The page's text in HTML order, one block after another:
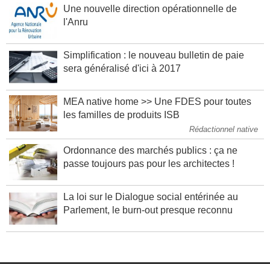
Une nouvelle direction opérationnelle de
l'Anru
Simplification : le nouveau bulletin de paie
sera généralisé d'ici à 2017
MEA native home >> Une FDES pour toutes
les familles de produits ISB
Rédactionnel native
Ordonnance des marchés publics : ça ne
passe toujours pas pour les architectes !
La loi sur le Dialogue social entérinée au
Parlement, le burn-out presque reconnu